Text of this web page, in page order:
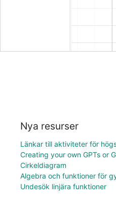
Nya resurser
Länkar till aktiviteter för
Creating your own GPTs or
Cirkeldiagram
Algebra och funktioner för
Undesök linjära funktioner